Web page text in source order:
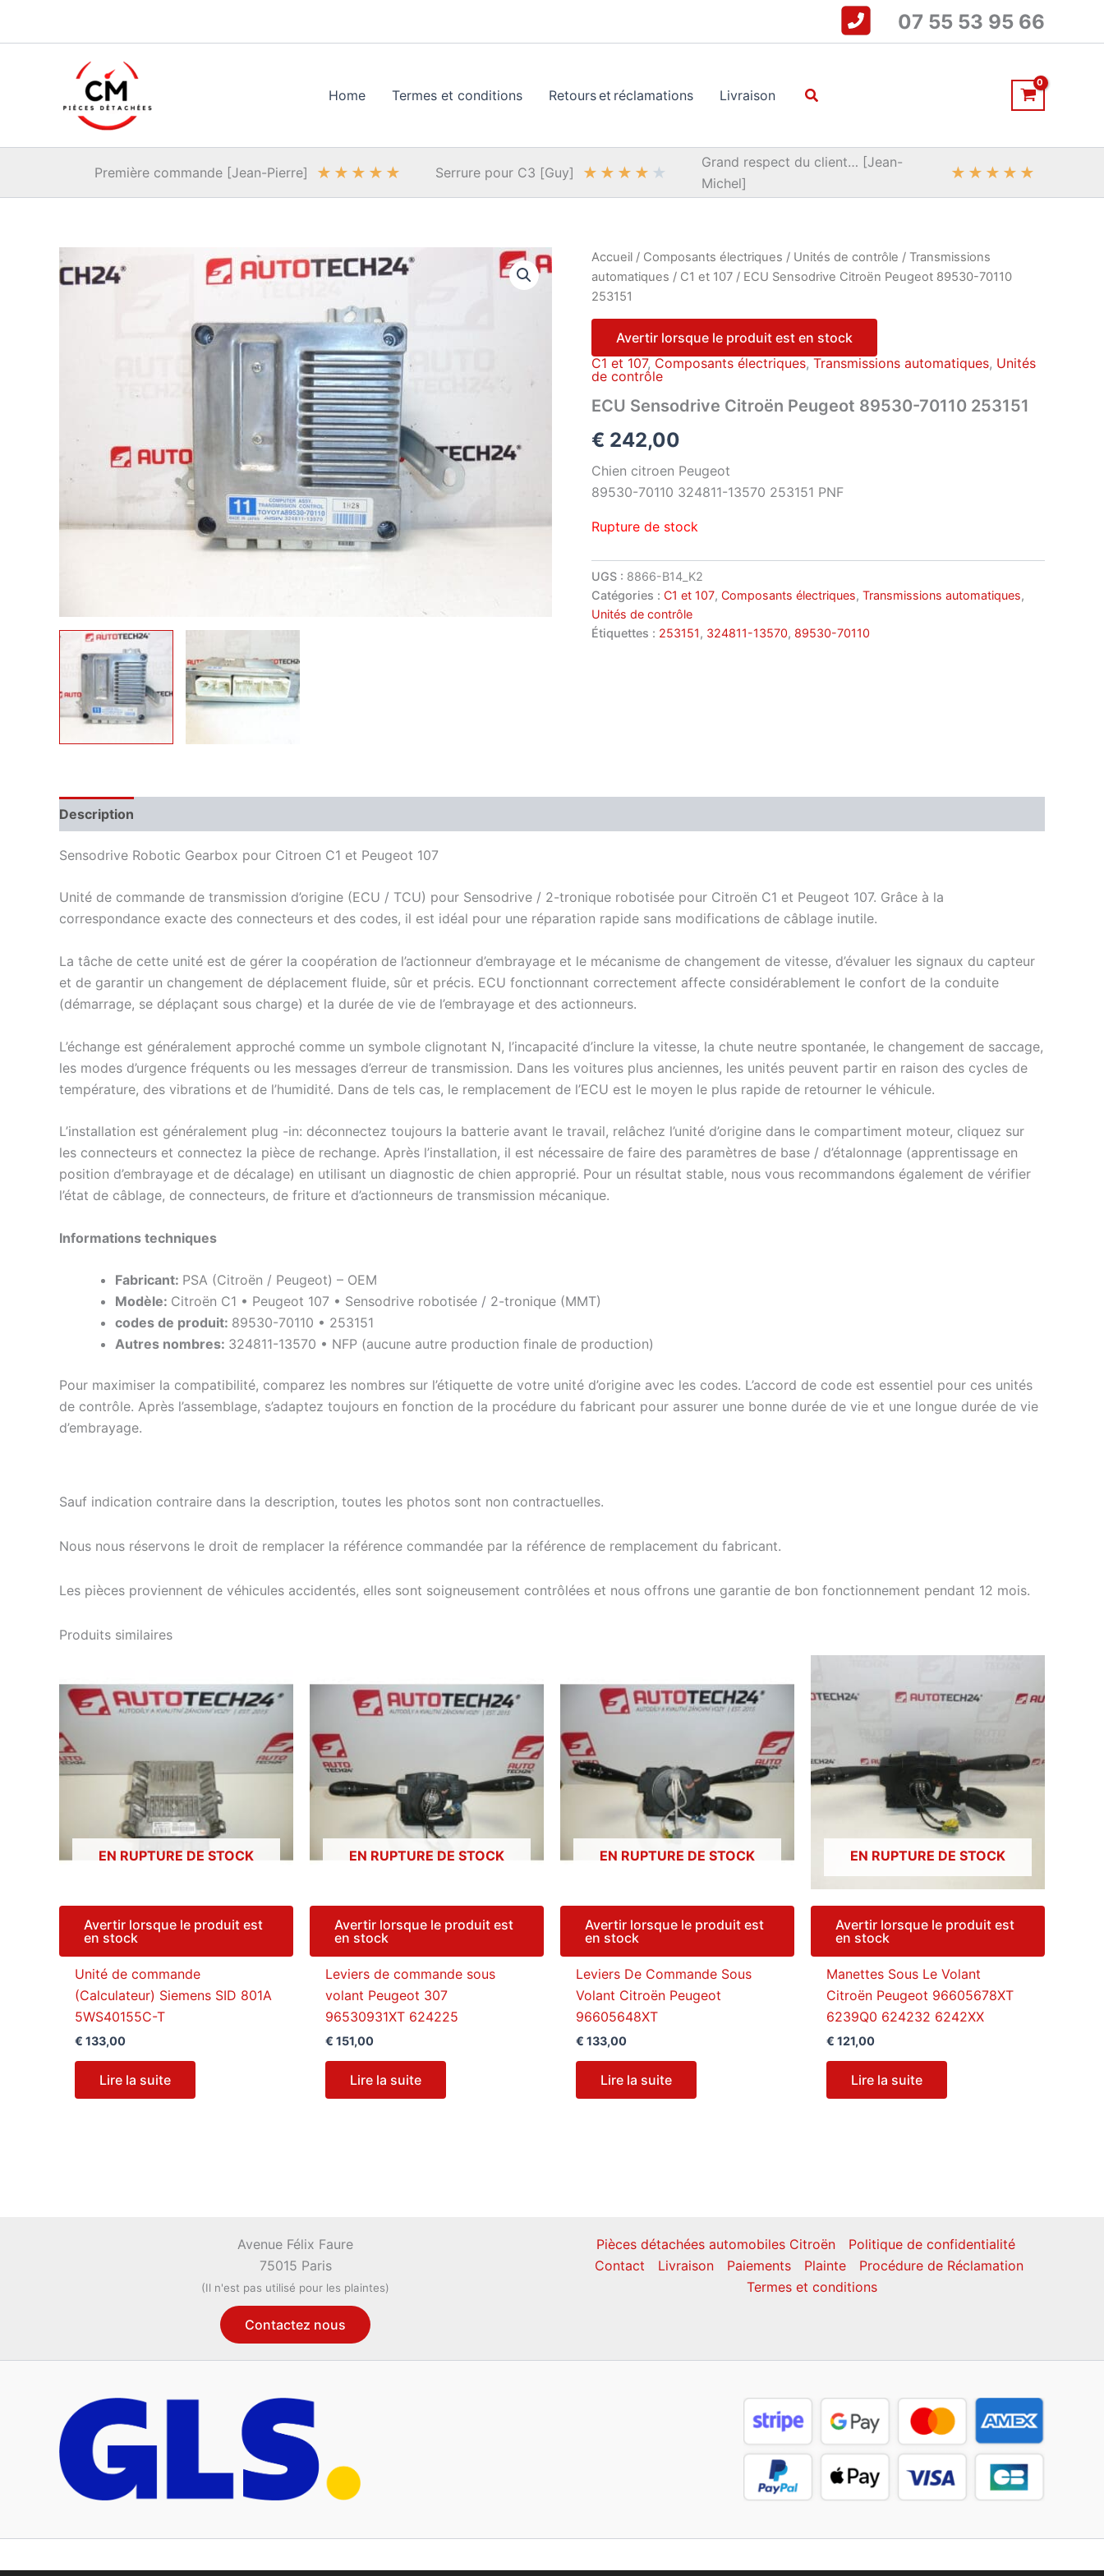
07 55 53 95 66
Home Termes et conditions Retours et réclamations Livraison Rechercher
Première commande [Jean-Pierre] ★ ★ ★ ★ ★ Serrure pour C3 [Guy] ★ ★ ★ ★ ★
Grand respect du client… [Jean-
Michel]
★ ★ ★ ★ ★
Accueil / Composants électriques / Unités de contrôle / Transmissions
automatiques / C1 et 107 / ECU Sensodrive Citroën Peugeot 89530-70110
253151
Avertir lorsque le produit est en stock
C1 et 107, Composants électriques, Transmissions automatiques, Unités
de contrôle
ECU Sensodrive Citroën Peugeot 89530-70110 253151
€ 242,00
Chien citroen Peugeot
89530-70110 324811-13570 253151 PNF
Rupture de stock
UGS : 8866-B14_K2
Catégories : C1 et 107, Composants électriques, Transmissions automatiques,
Unités de contrôle
Étiquettes : 253151, 324811-13570, 89530-70110
Description
Sensodrive Robotic Gearbox pour Citroen C1 et Peugeot 107
Unité de commande de transmission d’origine (ECU / TCU) pour Sensodrive / 2-tronique robotisée pour Citroën C1 et Peugeot 107. Grâce à la
correspondance exacte des connecteurs et des codes, il est idéal pour une réparation rapide sans modifications de câblage inutile.
La tâche de cette unité est de gérer la coopération de l’actionneur d’embrayage et le mécanisme de changement de vitesse, d’évaluer les signaux du capteur
et de garantir un changement de déplacement fluide, sûr et précis. ECU fonctionnant correctement affecte considérablement le confort de la conduite
(démarrage, se déplaçant sous charge) et la durée de vie de l’embrayage et des actionneurs.
L’échange est généralement approché comme un symbole clignotant N, l’incapacité d’inclure la vitesse, la chute neutre spontanée, le changement de saccage,
les modes d’urgence fréquents ou les messages d’erreur de transmission. Dans les voitures plus anciennes, les unités peuvent partir en raison des cycles de
température, des vibrations et de l’humidité. Dans de tels cas, le remplacement de l’ECU est le moyen le plus rapide de retourner le véhicule.
L’installation est généralement plug -in: déconnectez toujours la batterie avant le travail, relâchez l’unité d’origine dans le compartiment moteur, cliquez sur
les connecteurs et connectez la pièce de rechange. Après l’installation, il est nécessaire de faire des paramètres de base / d’étalonnage (apprentissage en
position d’embrayage et de décalage) en utilisant un diagnostic de chien approprié. Pour un résultat stable, nous vous recommandons également de vérifier
l’état de câblage, de connecteurs, de friture et d’actionneurs de transmission mécanique.
Informations techniques
Fabricant: PSA (Citroën / Peugeot) – OEM
Modèle: Citroën C1 • Peugeot 107 • Sensodrive robotisée / 2-tronique (MMT)
codes de produit: 89530-70110 • 253151
Autres nombres: 324811-13570 • NFP (aucune autre production finale de production)
Pour maximiser la compatibilité, comparez les nombres sur l’étiquette de votre unité d’origine avec les codes. L’accord de code est essentiel pour ces unités
de contrôle. Après l’assemblage, s’adaptez toujours en fonction de la procédure du fabricant pour assurer une bonne durée de vie et une longue durée de vie
d’embrayage.
Sauf indication contraire dans la description, toutes les photos sont non contractuelles.
Nous nous réservons le droit de remplacer la référence commandée par la référence de remplacement du fabricant.
Les pièces proviennent de véhicules accidentés, elles sont soigneusement contrôlées et nous offrons une garantie de bon fonctionnement pendant 12 mois.
Produits similaires
EN RUPTURE DE STOCK
Avertir lorsque le produit est
en stock
Unité de commande
(Calculateur) Siemens SID 801A
5WS40155C-T
€ 133,00
Lire la suite
EN RUPTURE DE STOCK
Avertir lorsque le produit est
en stock
Leviers de commande sous
volant Peugeot 307
96530931XT 624225
€ 151,00
Lire la suite
EN RUPTURE DE STOCK
Avertir lorsque le produit est
en stock
Leviers De Commande Sous
Volant Citroën Peugeot
96605648XT
€ 133,00
Lire la suite
EN RUPTURE DE STOCK
Avertir lorsque le produit est
en stock
Manettes Sous Le Volant
Citroën Peugeot 96605678XT
6239Q0 624232 6242XX
€ 121,00
Lire la suite
Avenue Félix Faure
75015 Paris
(Il n'est pas utilisé pour les plaintes)
Contactez nous
Pièces détachées automobiles Citroën
Politique de confidentialité
Contact
Livraison Paiements Plainte
Procédure de Réclamation
Termes et conditions